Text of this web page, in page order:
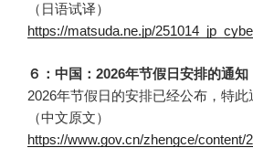
（日语试译）
https://matsuda.ne.jp/
６：中国：2026年节假日安排的通知
2026年节假日的安排已经公布，特此
（中文原文）
https://www.gov.cn/zhengce/content/